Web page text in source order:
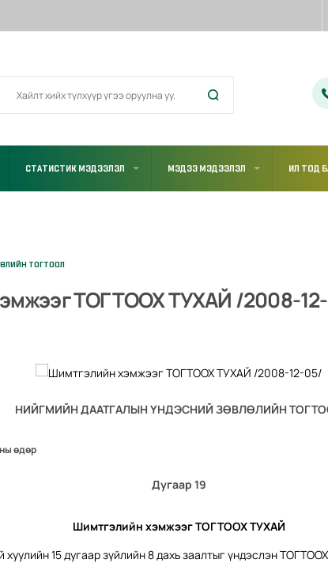
СТАТИСТИК МЭДЭЭЛЭЛ МЭДЭЭ МЭДЭЭЛЭЛ ИЛ ТОД
ТОГТООЛ
ТОГТООХ ТУХАЙ /2008-
НИЙГМИЙН ДААТГАЛЫН ҮНДЭСНИЙ ЗӨВЛӨЛИЙН
өдөр
Дугаар 19
Шимтгэлийн хэмжээг ТОГТООХ ТУХАЙ
15 дугаар зүйлийн 8 дахь заалтыг үндэслэн